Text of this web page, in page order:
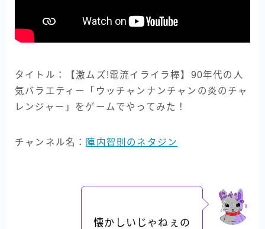
タイトル：【激ムズ!電流イライラ棒】90年代の人
気バラエティー「ウッチャンナンチャンの炎のチャ
レンジャー」をゲームでやってみた！
チャンネル名： 陣内智則のネタジン
懐かしいじゃねぇの